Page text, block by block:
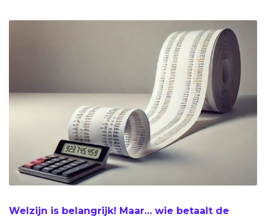
Welzijn is belangrijk! Maar… wie betaalt de